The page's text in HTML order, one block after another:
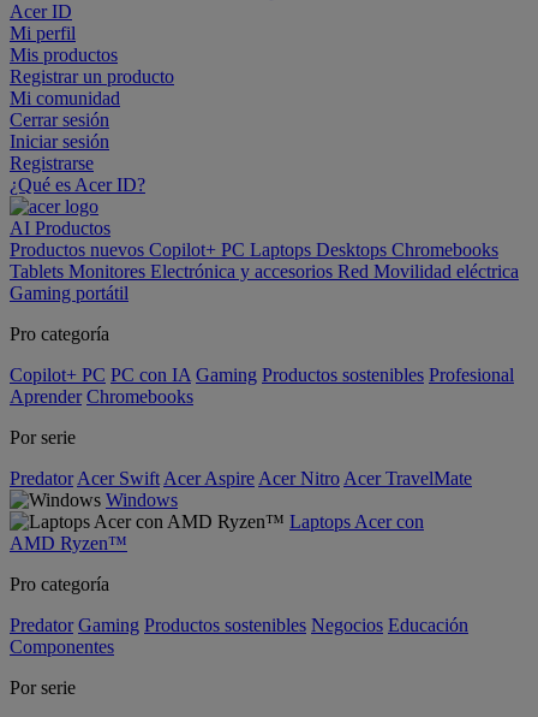
Acer ID
Mi perfil
Mis productos
Registrar un producto
Mi comunidad
Cerrar sesión
Iniciar sesión
Registrarse
¿Qué es Acer ID?
AI Productos
Productos nuevos Copilot+ PC Laptops Desktops Chromebooks
Tablets Monitores Electrónica y accesorios Red Movilidad eléctrica
Gaming portátil
Pro categoría
Copilot+ PC PC con IA Gaming Productos sostenibles Profesional
Aprender Chromebooks
Por serie
Predator Acer Swift Acer Aspire Acer Nitro Acer TravelMate
Windows
Laptops Acer con
AMD Ryzen™
Pro categoría
Predator Gaming Productos sostenibles Negocios Educación
Componentes
Por serie